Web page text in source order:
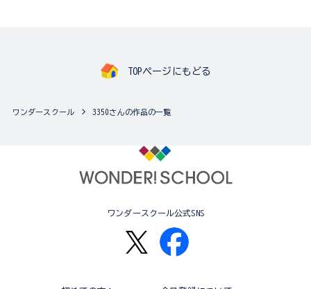
TOPページにもどる
ワンダースクール 3350さんの作品の一覧
ワンダースクール公式SNS